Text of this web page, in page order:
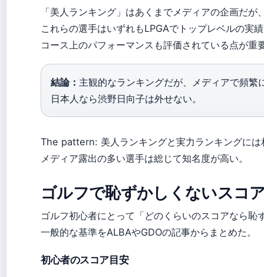
「美人ランキング」はあくまでメディアの企画だが
これらの選手はいずれもLPGAでトップレベルの実
コース上のパフォーマンスも評価されている点が重
結論： 主観的なランキングだが、メディアで頻
日本人なら渋野日向子は外せない。
The pattern: 美人ランキングと実力ランキングには
メディア露出の多い選手は総じて知名度が高い。
ゴルフで恥ずかしくないスコ
ゴルフ初心者にとって「どのくらいのスコアなら恥
一般的な基準をALBAやGDOの記事からまとめた。
初心者のスコア目安